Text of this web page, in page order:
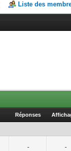
Liste des
Réponses
- -